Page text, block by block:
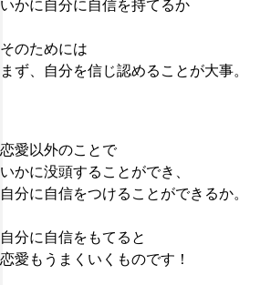
いかに自分に自信を持てるか
そのためには
まず、自分を信じ認めることが大事。
恋愛以外のことで
いかに没頭することができ、
自分に自信をつけることができるか。
自分に自信をもてると
恋愛もうまくいくものです！